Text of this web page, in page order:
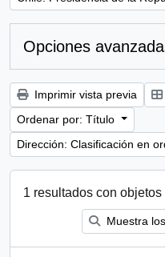
Opciones
Imprimir vista previa
Ordenar por: Título
Dirección: Clasificación en
1 resultados con
Muestra